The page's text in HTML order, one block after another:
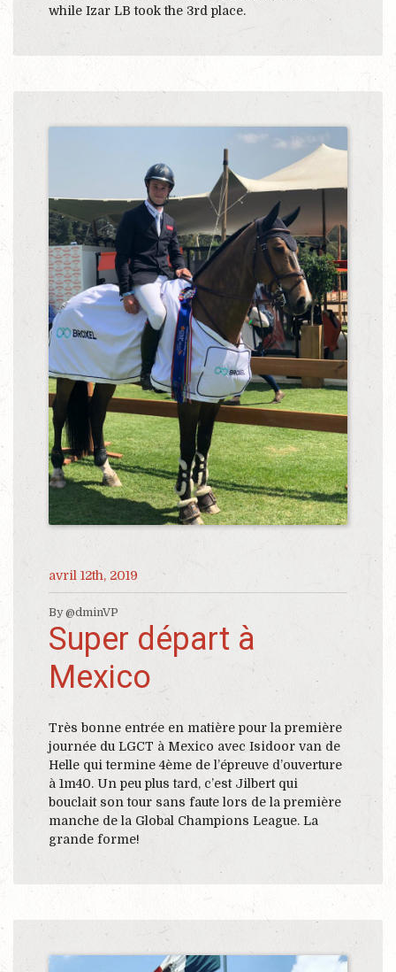
while Izar LB took the 3rd place.
avril 12th, 2019
By @dminVP
Super départ à
Mexico
Très bonne entrée en matière pour la première
journée du LGCT à Mexico avec Isidoor van de
Helle qui termine 4ème de l’épreuve d’ouverture
à 1m40. Un peu plus tard, c’est Jilbert qui
bouclait son tour sans faute lors de la première
manche de la Global Champions League. La
grande forme!